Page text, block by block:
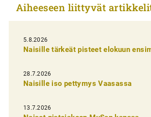
k
e
l
i
e
n
Aiheeseen liittyvät
5.8.2026
Naisille tärkeät pisteet elokuun
28.7.2026
Naisille iso pettymys Vaasassa
13.7.2026